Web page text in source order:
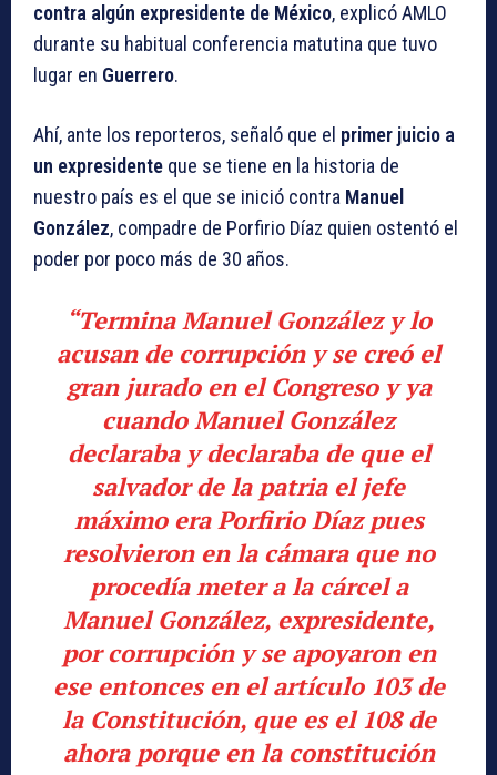
contra algún expresidente de México, explicó AMLO
durante su habitual conferencia matutina que tuvo
lugar en Guerrero.
Ahí, ante los reporteros, señaló que el primer juicio a
un expresidente que se tiene en la historia de
nuestro país es el que se inició contra Manuel
González, compadre de Porfirio Díaz quien ostentó el
poder por poco más de 30 años.
“Termina Manuel González y lo
acusan de corrupción y se creó el
gran jurado en el Congreso y ya
cuando Manuel González
declaraba y declaraba de que el
salvador de la patria el jefe
máximo era Porfirio Díaz pues
resolvieron en la cámara que no
procedía meter a la cárcel a
Manuel González, expresidente,
por corrupción y se apoyaron en
ese entonces en el artículo 103 de
la Constitución, que es el 108 de
ahora porque en la constitución